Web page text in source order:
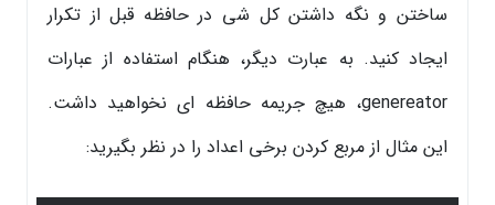
ساختن و نگه داشتن کل شی در حافظه قبل از تکرار
ایجاد کنید. به عبارت دیگر، هنگام استفاده از عبارات
genereator، هیچ جریمه حافظه ای نخواهید داشت.
این مثال از مربع کردن برخی اعداد را در نظر بگیرید: